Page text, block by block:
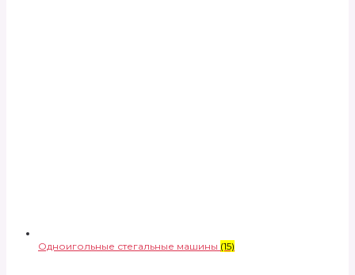
Одноигольные стегальные машины (15)